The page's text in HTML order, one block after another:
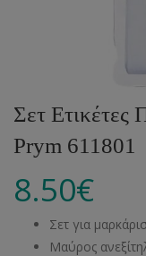
Σετ
Prym 611801
8.50€
Σετ για
Μαύρος